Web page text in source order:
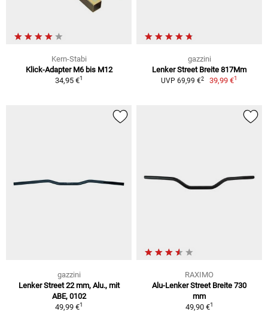
Kern-Stabi
Klick-Adapter M6 bis M12
34,95 €1
gazzini
Lenker Street Breite 817Mm
UVP 69,99 €2 39,99 €1
gazzini
Lenker Street 22 mm, Alu., mit
ABE, 0102
49,99 €1
RAXIMO
Alu-Lenker Street Breite 730
mm
49,90 €1